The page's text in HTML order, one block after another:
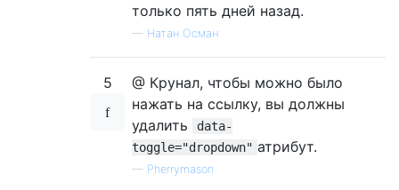
только пять дней назад.
— Натан Осман
5
@ Крунал, чтобы можно было
нажать на ссылку, вы должны
удалить
data-
toggle="dropdown" атрибут.
— Pherrymason